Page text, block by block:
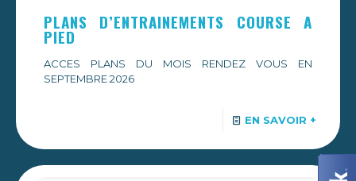
PLANS D’ENTRAINEMENTS COURSE A
PIED
ACCES PLANS DU MOIS RENDEZ VOUS EN
SEPTEMBRE 2026
EN SAVOIR +